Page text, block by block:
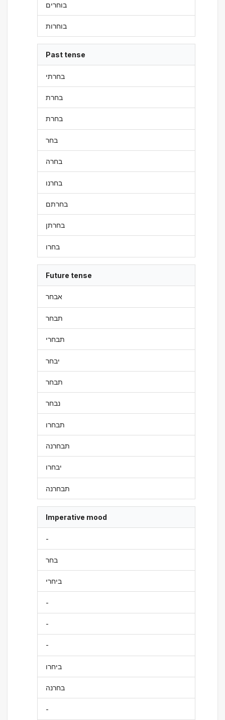
בוחרים
בוחרות
Past tense
בחרתי
בחרת
בחרת
בחר
בחרה
בחרנו
בחרתם
בחרתן
בחרו
Future tense
אבחר
תבחר
תבחרי
יבחר
תבחר
נבחר
תבחרו
תבחרנה
יבחרו
תבחרנה
Imperative mood
-
בחר
ביחרי
-
-
-
ביחרו
בחרנה
-